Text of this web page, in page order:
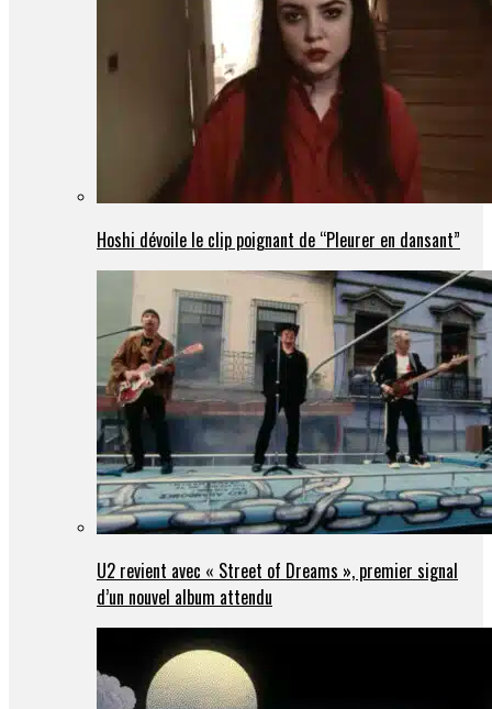
Hoshi dévoile le clip poignant de “Pleurer en dansant”
U2 revient avec « Street of Dreams », premier signal
d’un nouvel album attendu